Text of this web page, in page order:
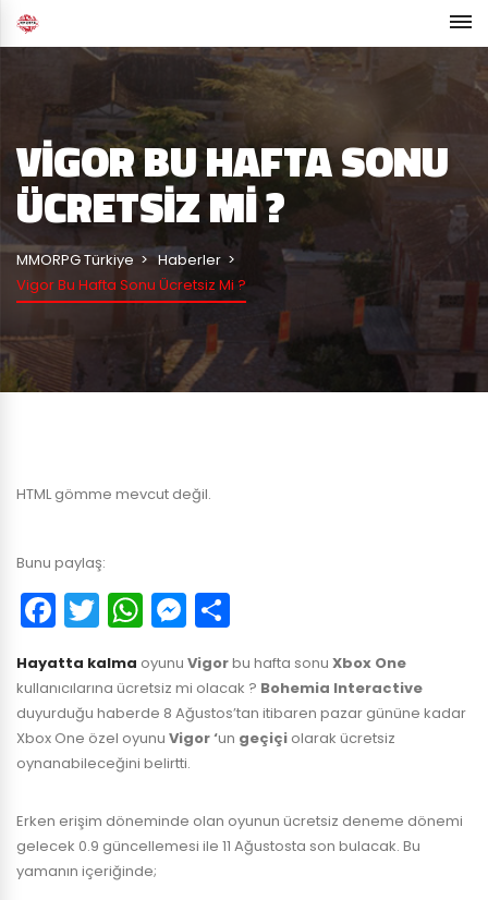
VIGOR BU HAFTA SONU
ÜCRETSIZ MI ?
MMORPG Türkiye
Haberler
Vigor Bu Hafta Sonu Ücretsiz Mi ?
HTML gömme mevcut değil.
Bunu paylaş:
Facebook
Twitter
WhatsApp
Messenger
Hayatta kalma oyunu Vigorbu hafta sonu Xbox One
kullanıcılarına ücretsiz mi olacak ? Bohemia Interactive
duyurduğu haberde 8 Ağustos’tan itibaren pazar gününe kadar
Xbox One özel oyunu Vigor ‘un geçiçi olarak ücretsiz
oynanabileceğini belirtti.
Erken erişim döneminde olan oyunun ücretsiz deneme dönemi
gelecek 0.9 güncellemesi ile 11 Ağustosta son bulacak. Bu
yamanın içeriğinde;